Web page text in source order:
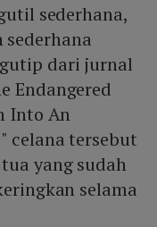
sederhana,
dari jurnal
Endangered
Into An
celana tersebut
yang sudah
selama